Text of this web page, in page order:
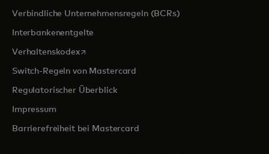
Verbindliche Unternehmensregeln (BCRs)
Interbankenentgelte
Verhaltenskodexwird in einer neuen Registerkarte geöffnet
Switch-Regeln von Mastercard
Regulatorischer Überblick
Impressum
Barrierefreiheit bei Mastercard